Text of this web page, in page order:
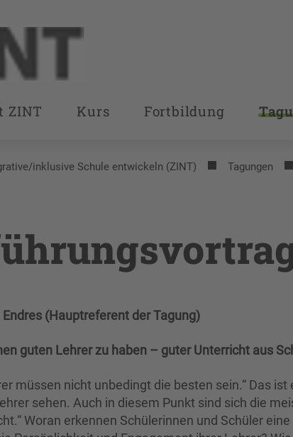
ZINT Kurs Fortbildung
inklusive Schule entwickeln (ZINT) Tagungen
(Hauptreferent der Tagung)
guten Lehrer zu haben – guter Unterricht aus
müssen nicht unbedingt die besten sein.“ Das
sehen. Auch in diesem Punkt sind sich die
Woran erkennen Schülerinnen und Schüler